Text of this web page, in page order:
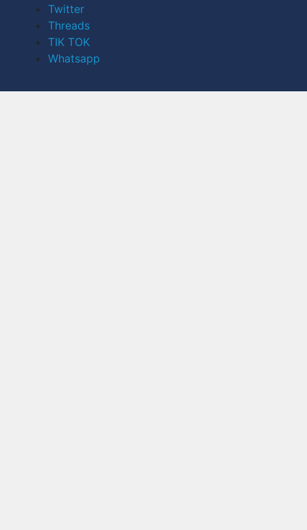
Twitter
Threads
TIK TOK
Whatsapp